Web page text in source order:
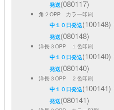
発送(080117)
角２OPP カラー印刷
中１０日発送
発送(080148)
洋長３OPP １色印刷
中１０日発送
発送(080140)
洋長３OPP ２色印刷
中１０日発送
発送(080141)